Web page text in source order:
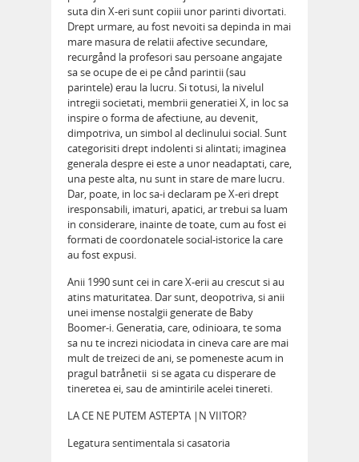
suta din X-eri sunt copiii unor parinti divortati.
Drept urmare, au fost nevoiti sa depinda in mai
mare masura de relatii afective secundare,
recurgånd la profesori sau persoane angajate
sa se ocupe de ei pe cånd parintii (sau
parintele) erau la lucru. Si totusi, la nivelul
intregii societati, membrii generatiei X, in loc sa
inspire o forma de afectiune, au devenit,
dimpotriva, un simbol al declinului social. Sunt
categorisiti drept indolenti si alintati; imaginea
generala despre ei este a unor neadaptati, care,
una peste alta, nu sunt in stare de mare lucru.
Dar, poate, in loc sa-i declaram pe X-eri drept
iresponsabili, imaturi, apatici, ar trebui sa luam
in considerare, inainte de toate, cum au fost ei
formati de coordonatele social-istorice la care
au fost expusi.
Anii 1990 sunt cei in care X-erii au crescut si au
atins maturitatea. Dar sunt, deopotriva, si anii
unei imense nostalgii generate de Baby
Boomer-i. Generatia, care, odinioara, te soma
sa nu te increzi niciodata in cineva care are mai
mult de treizeci de ani, se pomeneste acum in
pragul batrånetii  si se agata cu disperare de
tineretea ei, sau de amintirile acelei tinereti.
LA CE NE PUTEM ASTEPTA |N VIITOR?
Legatura sentimentala si casatoria